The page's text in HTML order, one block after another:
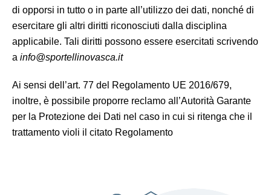
di opporsi in tutto o in parte all’utilizzo dei dati, nonché di
esercitare gli altri diritti riconosciuti dalla disciplina
applicabile. Tali diritti possono essere esercitati scrivendo
a info@sportellinovasca.it
Ai sensi dell’art. 77 del Regolamento UE 2016/679,
inoltre, è possibile proporre reclamo all’Autorità Garante
per la Protezione dei Dati nel caso in cui si ritenga che il
trattamento violi il citato Regolamento